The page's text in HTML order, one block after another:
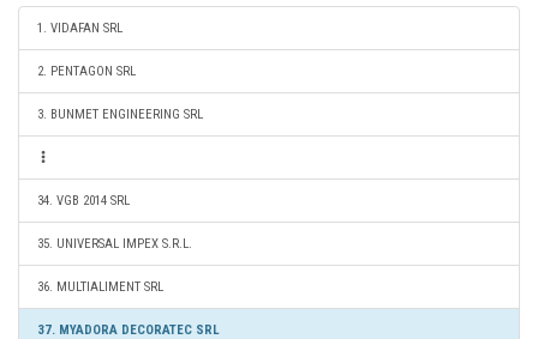
1. VIDAFAN SRL
2. PENTAGON SRL
3. BUNMET ENGINEERING SRL
34. VGB 2014 SRL
35. UNIVERSAL IMPEX S.R.L.
36. MULTIALIMENT SRL
37. MYADORA DECORATEC SRL